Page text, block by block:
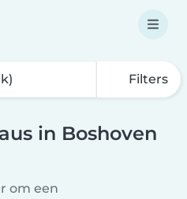
Filters
in Boshoven
om een